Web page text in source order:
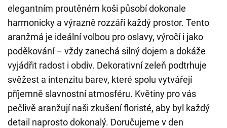
elegantním proutěném koši působí dokonale
harmonicky a výrazně rozzáří každý prostor. Tento
aranžmá je ideální volbou pro oslavy, výročí i jako
poděkování – vždy zanechá silný dojem a dokáže
vyjádřit radost i obdiv. Dekorativní zeleň podtrhuje
svěžest a intenzitu barev, které spolu vytvářejí
příjemně slavnostní atmosféru. Květiny pro vás
pečlivě aranžují naši zkušení floristé, aby byl každý
detail naprosto dokonalý. Doručujeme v den